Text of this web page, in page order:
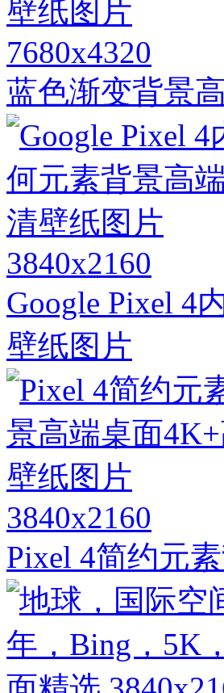
7680x4320
蓝色渐变背景
3840x2160
Google Pixel 4
壁纸图片
3840x2160
Pixel 4简约元